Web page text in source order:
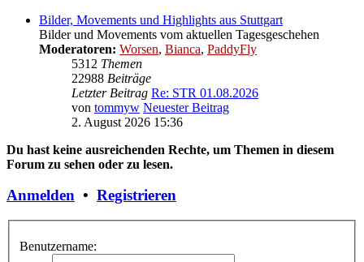
Bilder, Movements und Highlights aus Stuttgart
Bilder und Movements vom aktuellen Tagesgeschehen
Moderatoren: Worsen, Bianca, PaddyFly
5312 Themen
22988 Beiträge
Letzter Beitrag Re: STR 01.08.2026
von tommyw Neuester Beitrag
2. August 2026 15:36
Du hast keine ausreichenden Rechte, um Themen in diesem
Forum zu sehen oder zu lesen.
Anmelden • Registrieren
Benutzername: